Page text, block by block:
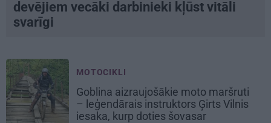
devējiem vecāki darbinieki kļūst vitāli
svarīgi
MOTOCIKLI
Goblina aizraujošākie moto maršruti
– leģendārais instruktors Ģirts Vilnis
iesaka, kurp doties šovasar